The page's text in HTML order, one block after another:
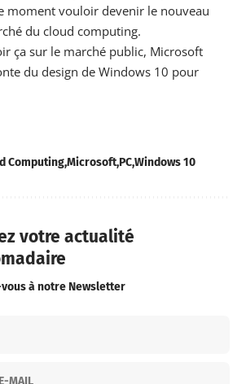
moment vouloir devenir le nouveau
du cloud computing.
ça sur le marché public, Microsoft
du design de Windows 10 pour
ComputingMicrosoft PCWindows 10
votre actualité
à notre Newsletter